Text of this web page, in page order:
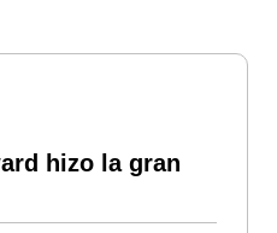
hizo la gran